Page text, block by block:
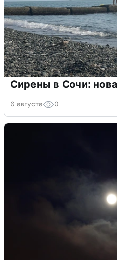
Сирены в Сочи:
6 августа 0